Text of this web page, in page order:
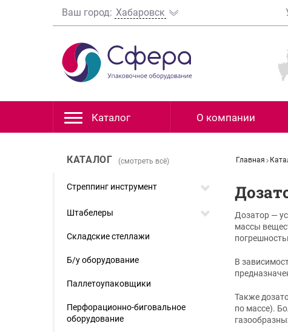
Ваш город: Хабаровск
Каталог О компании
Главная
Дозатор —
массы
В
Также
по массе).
КАТАЛОГ (смотреть всё)
Стреппинг инструмент
Штабелеры
Складские стеллажи
Б/у оборудование
Паллетоупаковщики
Перфорационно-биговальное
оборудование